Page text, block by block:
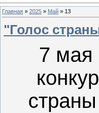
Главная » 2025 » Май » 13
"Голос
7 мая